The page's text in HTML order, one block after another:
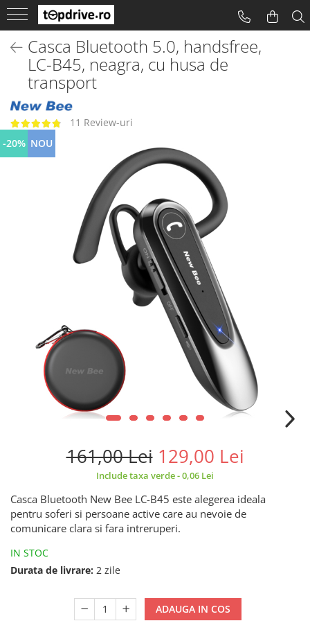
Casca Bluetooth 5.0, handsfree,
LC-B45, neagra, cu husa de
transport
11 Review-uri
-20% NOU
161,00 Lei 129,00 Lei
Include taxa verde - 0,06 Lei
Casca Bluetooth New Bee LC-B45 este alegerea ideala
pentru soferi si persoane active care au nevoie de
comunicare clara si fara intreruperi.
IN STOC
Durata de livrare: 2 zile
ADAUGA IN COS